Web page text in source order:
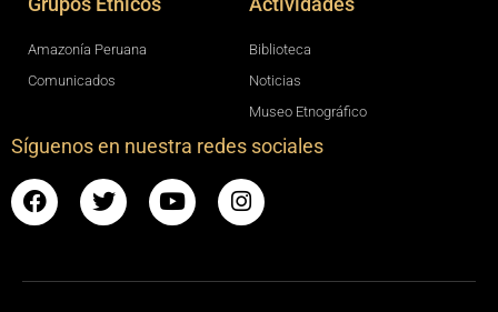
Amazonía Peruana
Comunicados
Biblioteca
Noticias
Museo Etnográfico
Síguenos en nuestra redes sociales